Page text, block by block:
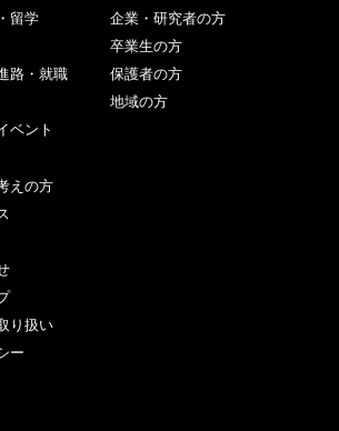
留学
路・就職
ベント
企業・研究者の方
卒業生の方
保護者の方
地域の方
えの方
り扱い
ー